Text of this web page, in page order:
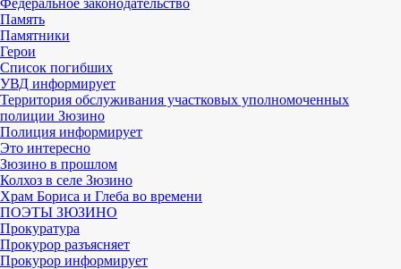
Память
Памятники
Герои
Список погибших
УВД информирует
Территория обслуживания участковых уполномоченных
полиции Зюзино
Полиция информирует
Это интересно
Зюзино в прошлом
Колхоз в селе Зюзино
Храм Бориса и Глеба во времени
ПОЭТЫ ЗЮЗИНО
Прокуратура
Прокурор разъясняет
Прокурор информирует